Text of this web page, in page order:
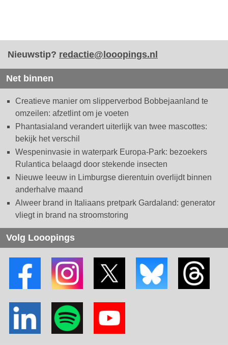
Nieuwstip? redactie@looopings.nl
Net binnen
Creatieve manier om slipperverbod Bobbejaanland te
omzeilen: afzetlint om je voeten
Phantasialand verandert uiterlijk van twee mascottes:
bekijk het verschil
Wespeninvasie in waterpark Europa-Park: bezoekers
Rulantica belaagd door stekende insecten
Nieuwe leeuw in Limburgse dierentuin overlijdt binnen
anderhalve maand
Alweer brand in Italiaans pretpark Gardaland: generator
vliegt in brand na stroomstoring
Volg Looopings